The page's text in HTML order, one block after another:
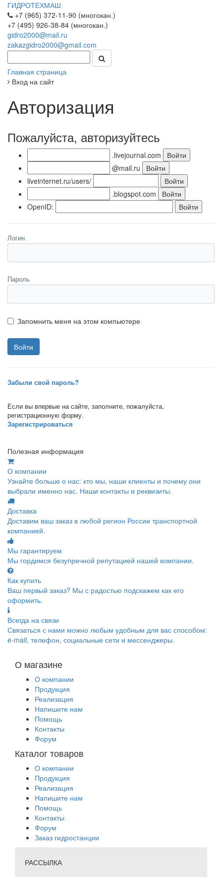
ГИДРОТЕХМАШ
+7 (965) 372-11-90 (многокан.)
+7 (495) 926-38-84 (многокан.)
gidro2000@mail.ru
zakazgidro2000@gmail.com
Главная страница
Вход на сайт
Авторизация
Пожалуйста, авторизуйтесь
.livejournal.com
@mail.ru
liveinternet.ru/users/
.blogspot.com
OpenID:
Логин
Пароль
Запомнить меня на этом компьютере
Забыли свой пароль?
Если вы впервые на сайте, заполните, пожалуйста,
регистрационную форму.
Зарегистрироваться
Полезная информация
О компании
Узнайте больше о нас: кто мы, наши клиенты и почему они
выбрали именно нас. Наши контакты и реквизиты.
Доставка
Доставим ваш заказ в любой регион России транспортной
компанией.
Мы гарантируем
Мы гордимся безупречной репутацией нашей компании.
Как купить
Ваш первый заказ? Мы с радостью подскажем как его
оформить.
Всегда на связи
Связаться с нами можно любым удобным для вас способом:
e-mail, телефон, социальные сети и мессенджеры.
О магазине
О компании
Продукция
Реализация
Напишите нам
Помощь
Контакты
Форум
Каталог товаров
О компании
Продукция
Реализация
Напишите нам
Помощь
Контакты
Форум
Заказ гидростанции
РАССЫЛКА